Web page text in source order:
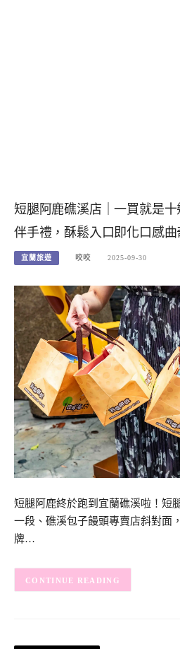
短腿阿鹿礁溪店｜一買就是
伴手禮，酥鬆入口即化口感曲
宜蘭旅遊 咬咬 2025-09-30
短腿阿鹿終於跑到宜蘭礁溪啦！短
一段、礁溪包子饅頭專賣店斜對面
牌…
CONTINUE READING